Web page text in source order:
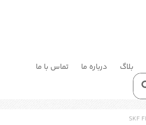
بلاگ درباره ما تماس با ما